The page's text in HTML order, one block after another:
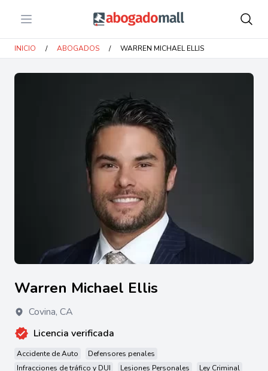
Open menu Abogadomall
INICIO / ABOGADOS / WARREN MICHAEL ELLIS
Warren Michael Ellis
Covina, CA
Licencia verificada
Accidente de Auto
Defensores penales
Infracciones de tráfico y DUI
Lesiones Personales
Ley Criminal